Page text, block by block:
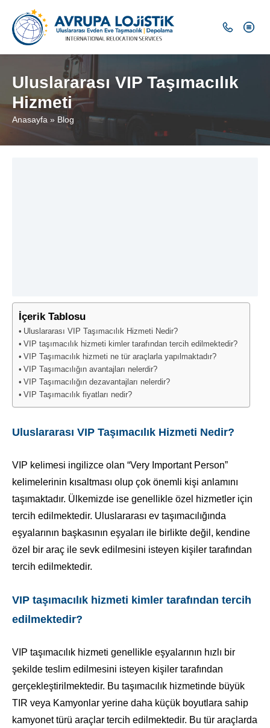
Uluslararası VIP Taşımacılık
Hizmeti
Anasayfa » Blog
İçerik Tablosu
Uluslararası VIP Taşımacılık Hizmeti Nedir?
VIP taşımacılık hizmeti kimler tarafından tercih edilmektedir?
VIP Taşımacılık hizmeti ne tür araçlarla yapılmaktadır?
VIP Taşımacılığın avantajları nelerdir?
VIP Taşımacılığın dezavantajları nelerdir?
VIP Taşımacılık fiyatları nedir?
Uluslararası VIP Taşımacılık Hizmeti Nedir?
VIP kelimesi ingilizce olan “Very Important Person”
kelimelerinin kısaltması olup çok önemli kişi anlamını
taşımaktadır. Ülkemizde ise genellikle özel hizmetler için
tercih edilmektedir. Uluslararası ev taşımacılığında
eşyalarının başkasının eşyaları ile birlikte değil, kendine
özel bir araç ile sevk edilmesini isteyen kişiler tarafından
tercih edilmektedir.
VIP taşımacılık hizmeti kimler tarafından tercih
edilmektedir?
VIP taşımacılık hizmeti genellikle eşyalarının hızlı bir
şekilde teslim edilmesini isteyen kişiler tarafından
gerçekleştirilmektedir. Bu taşımacılık hizmetinde büyük
TIR veya Kamyonlar yerine daha küçük boyutlara sahip
kamyonet türü araçlar tercih edilmektedir. Bu tür araçlarda